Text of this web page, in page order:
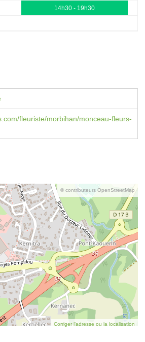
14h30 - 19h30
fleuriste/morbihan/monceau-fleurs-
© contributeurs OpenStreetMap
Corriger l’adresse ou la localisation